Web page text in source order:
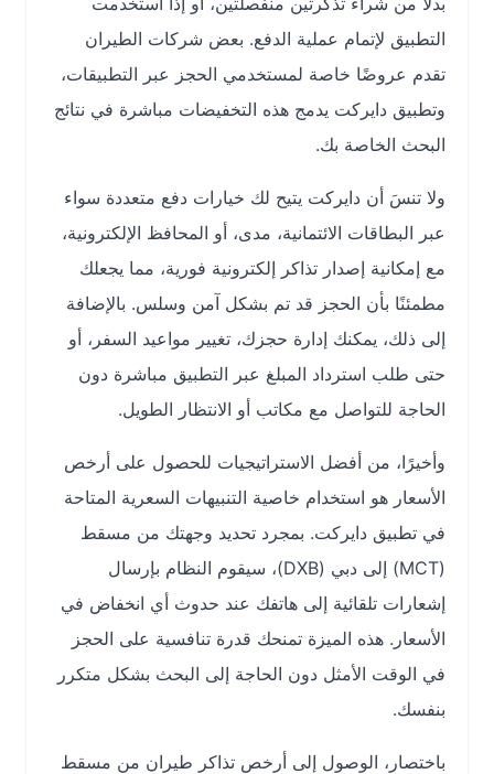
التطبيق لإتمام عملية الدفع. بعض شركات الطيران
تقدم عروضًا خاصة لمستخدمي الحجز عبر التطبيقات،
وتطبيق دايركت يدمج هذه التخفيضات مباشرة في نتائج
البحث الخاصة بك.
ولا تنسَ أن دايركت يتيح لك خيارات دفع متعددة سواء
عبر البطاقات الائتمانية، مدى، أو المحافظ الإلكترونية،
مع إمكانية إصدار تذاكر إلكترونية فورية، مما يجعلك
مطمئنًا بأن الحجز قد تم بشكل آمن وسلس. بالإضافة
إلى ذلك، يمكنك إدارة حجزك، تغيير مواعيد السفر، أو
حتى طلب استرداد المبلغ عبر التطبيق مباشرة دون
الحاجة للتواصل مع مكاتب أو الانتظار الطويل.
وأخيرًا، من أفضل الاستراتيجيات للحصول على أرخص
الأسعار هو استخدام خاصية التنبيهات السعرية المتاحة
في تطبيق دايركت. بمجرد تحديد وجهتك من مسقط
(MCT) إلى دبي (DXB)، سيقوم النظام بإرسال
إشعارات تلقائية إلى هاتفك عند حدوث أي انخفاض في
الأسعار. هذه الميزة تمنحك قدرة تنافسية على الحجز
في الوقت الأمثل دون الحاجة إلى البحث بشكل متكرر
بنفسك.
باختصار، الوصول إلى أرخص تذاكر طيران من مسقط